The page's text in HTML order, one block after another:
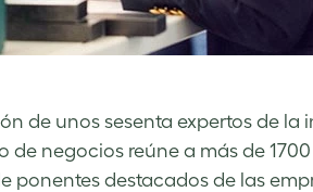
de unos sesenta expertos de la
negocios reúne a más de
ponentes destacados de las